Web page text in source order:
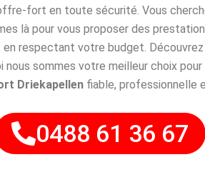
fort en toute sécurité. Vous
là pour vous proposer des
respectant votre budget.
nous sommes votre meilleur choix pour
Driekapellen fiable, professionnelle
0488 61 36 67